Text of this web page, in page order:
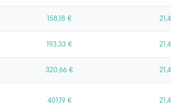
158,18 €
193,33 €
320,66 €
401,19 €